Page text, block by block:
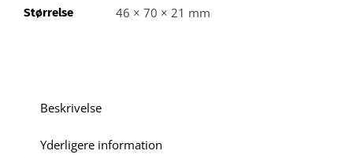
46 B:
Størrelse 46 × 70 × 21 mm
Beskrivelse
Yderligere information